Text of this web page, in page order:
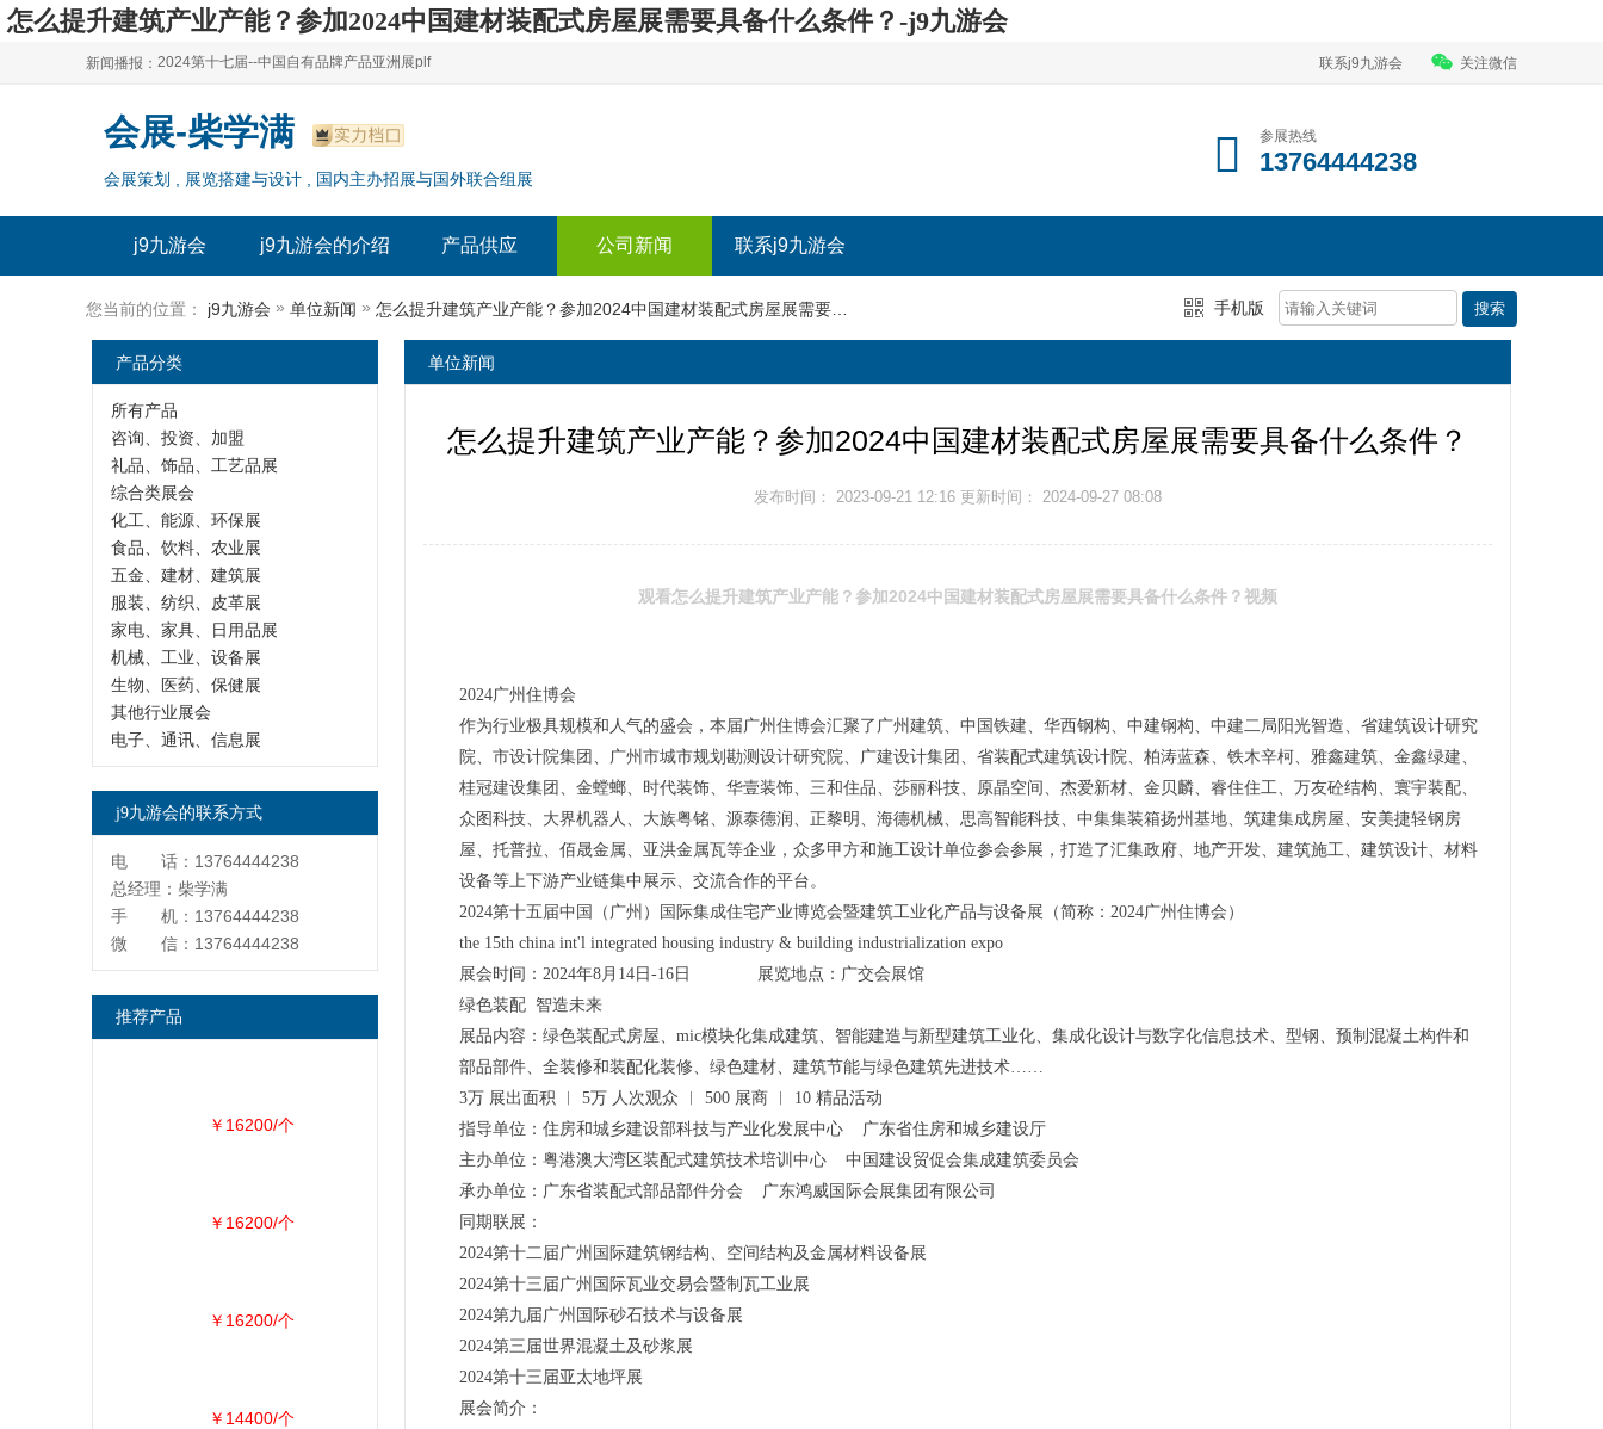
怎么提升建筑产业产能？参加2024中国建材装配式房屋展需要具备什么条件？-j9九游会
新闻播报：
2024上海自有品牌展--百货展|食品展 零售展|oem展
2024全球自有--品牌产品亚洲展（plf）
2024上海自有品牌展--2024上海oem 贴牌代加工展
2024第十七届--中国自有品牌产品亚洲展plf
2024全球自有--品牌产品亚洲展（plf）
2024年上海--第17届自有品牌展
联系j9九游会 关注微信
会展-柴学满
会展策划 , 展览搭建与设计 , 国内主办招展与国外联合组展
参展热线
13764444238
j9九游会 j9九游会的介绍 产品供应 公司新闻 联系j9九游会
您当前的位置： j9九游会 » 单位新闻 » 手机版
单位新闻
怎么提升建筑产业产能？参加2024中国建材装配式房屋展需要具备什么条件？
发布时间： 2023-09-21 12:16 更新时间： 2024-09-27 08:08
观看怎么提升建筑产业产能？参加2024中国建材装配式房屋展需要具备什么条件？视频
2024广州住博会
作为行业极具规模和人气的盛会，本届广州住博会汇聚了广州建筑、中国铁建、华西钢构、中建钢构、中建二局阳光智造、省建筑设计研究
院、市设计院集团、广州市城市规划勘测设计研究院、广建设计集团、省装配式建筑设计院、柏涛蓝森、铁木辛柯、雅鑫建筑、金鑫绿建、
桂冠建设集团、金螳螂、时代装饰、华壹装饰、三和住品、莎丽科技、原晶空间、杰爱新材、金贝麟、睿住住工、万友砼结构、寰宇装配、
众图科技、大界机器人、大族粤铭、源泰德润、正黎明、海德机械、思高智能科技、中集集装箱扬州基地、筑建集成房屋、安美捷轻钢房
屋、托普拉、佰晟金属、亚洪金属瓦等企业，众多甲方和施工设计单位参会参展，打造了汇集政府、地产开发、建筑施工、建筑设计、材料
设备等上下游产业链集中展示、交流合作的平台。
2024第十五届中国（广州）国际集成住宅产业博览会暨建筑工业化产品与设备展（简称：2024广州住博会）
the 15th china int'l integrated housing industry & building industrialization expo
展会时间：2024年8月14日-16日 展览地点：广交会展馆
绿色装配 智造未来
展品内容：绿色装配式房屋、mic模块化集成建筑、智能建造与新型建筑工业化、集成化设计与数字化信息技术、型钢、预制混凝土构件和
部品部件、全装修和装配化装修、绿色建材、建筑节能与绿色建筑先进技术……
3万 展出面积 ︱ 5万 人次观众 ︱ 500 展商 ︱ 10 精品活动
指导单位：住房和城乡建设部科技与产业化发展中心 广东省住房和城乡建设厅
主办单位：粤港澳大湾区装配式建筑技术培训中心 中国建设贸促会集成建筑委员会
承办单位：广东省装配式部品部件分会 广东鸿威国际会展集团有限公司
同期联展：
2024第十二届广州国际建筑钢结构、空间结构及金属材料设备展
2024第十三届广州国际瓦业交易会暨制瓦工业展
2024第九届广州国际砂石技术与设备展
2024第三届世界混凝土及砂浆展
2024第十三届亚太地坪展
展会简介：
产品分类
所有产品
咨询、投资、加盟
礼品、饰品、工艺品展
综合类展会
化工、能源、环保展
食品、饮料、农业展
五金、建材、建筑展
服装、纺织、皮革展
家电、家具、日用品展
机械、工业、设备展
生物、医药、保健展
其他行业展会
电子、通讯、信息展
j9九游会的联系方式
电 话：13764444238
总经理：柴学满
手 机：13764444238
微 信：13764444238
推荐产品
￥16200/个
￥16200/个
￥16200/个
￥14400/个